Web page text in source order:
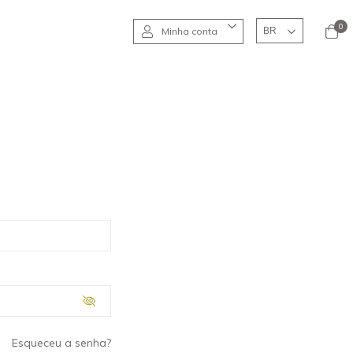
Minha conta 0
Esqueceu a senha?